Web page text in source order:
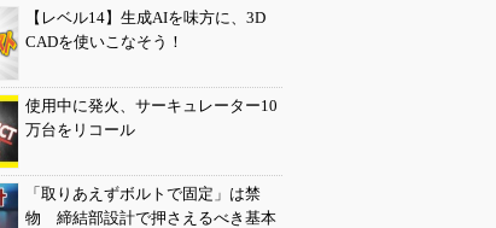
【レベル14】生成AIを味方に、3D
CADを使いこなそう！
使用中に発火、サーキュレーター10
万台をリコール
「取りあえずボルトで固定」は禁
物 締結部設計で押さえるべき基本